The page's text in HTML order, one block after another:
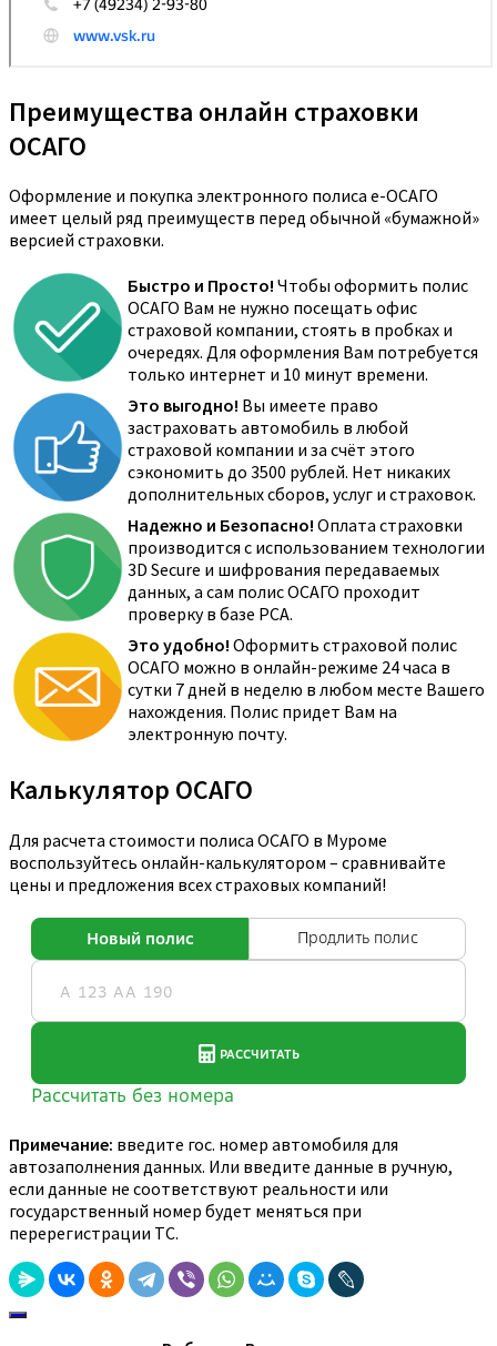
Преимущества онлайн страховки
ОСАГО
Оформление и покупка электронного полиса е-ОСАГО
имеет целый ряд преимуществ перед обычной «бумажной»
версией страховки.
Быстро и Просто! Чтобы оформить полис
ОСАГО Вам не нужно посещать офис
страховой компании, стоять в пробках и
очередях. Для оформления Вам потребуется
только интернет и 10 минут времени.
Это выгодно! Вы имеете право
застраховать автомобиль в любой
страховой компании и за счёт этого
сэкономить до 3500 рублей. Нет никаких
дополнительных сборов, услуг и страховок.
Надежно и Безопасно! Оплата страховки
производится с использованием технологии
3D Secure и шифрования передаваемых
данных, а сам полис ОСАГО проходит
проверку в базе РСА.
Это удобно! Оформить страховой полис
ОСАГО можно в онлайн-режиме 24 часа в
сутки 7 дней в неделю в любом месте Вашего
нахождения. Полис придет Вам на
электронную почту.
Калькулятор ОСАГО
Для расчета стоимости полиса ОСАГО в Муроме
воспользуйтесь онлайн-калькулятором – сравнивайте
цены и предложения всех страховых компаний!
Примечание: введите гос. номер автомобиля для
автозаполнения данных. Или введите данные в ручную,
если данные не соответствуют реальности или
государственный номер будет меняться при
перерегистрации ТС.